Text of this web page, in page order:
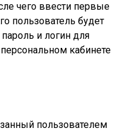
чего ввести первые
пользователь будет
и логин для
кабинете
пользователем